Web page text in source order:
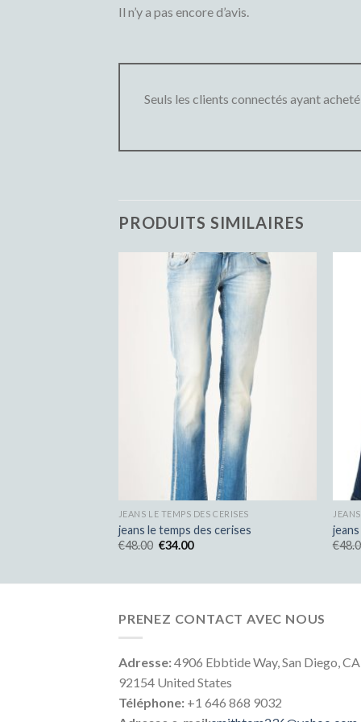
Il n’y a pas encore d’avis.
Seuls les clients connectés ayant
PRODUITS SIMILAIRES
JEANS LE TEMPS DES CERISES
jeans le temps des cerises
€48.00 €34.00
€
PRENEZ CONTACT AVEC NOUS
Adresse:4906 Ebbtide Way, San Diego, CA
92154 United States
Téléphone: +1 646 868 9032